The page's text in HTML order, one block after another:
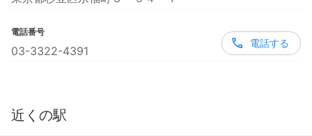
電話番号
03-3322-4391
電話する
近くの駅